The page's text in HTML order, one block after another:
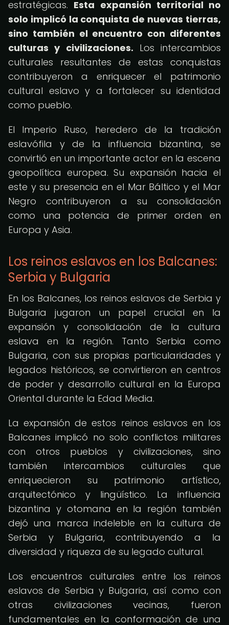
estratégicas. Esta expansión territorial no
solo implicó la conquista de nuevas tierras,
sino también el encuentro con diferentes
culturas y civilizaciones. Los intercambios
culturales resultantes de estas conquistas
contribuyeron a enriquecer el patrimonio
cultural eslavo y a fortalecer su identidad
como pueblo.
El Imperio Ruso, heredero de la tradición
eslavófila y de la influencia bizantina, se
convirtió en un importante actor en la escena
geopolítica europea. Su expansión hacia el
este y su presencia en el Mar Báltico y el Mar
Negro contribuyeron a su consolidación
como una potencia de primer orden en
Europa y Asia.
Los reinos eslavos en los Balcanes:
Serbia y Bulgaria
En los Balcanes, los reinos eslavos de Serbia y
Bulgaria jugaron un papel crucial en la
expansión y consolidación de la cultura
eslava en la región. Tanto Serbia como
Bulgaria, con sus propias particularidades y
legados históricos, se convirtieron en centros
de poder y desarrollo cultural en la Europa
Oriental durante la Edad Media.
La expansión de estos reinos eslavos en los
Balcanes implicó no solo conflictos militares
con otros pueblos y civilizaciones, sino
también intercambios culturales que
enriquecieron su patrimonio artístico,
arquitectónico y lingüístico. La influencia
bizantina y otomana en la región también
dejó una marca indeleble en la cultura de
Serbia y Bulgaria, contribuyendo a la
diversidad y riqueza de su legado cultural.
Los encuentros culturales entre los reinos
eslavos de Serbia y Bulgaria, así como con
otras civilizaciones vecinas, fueron
fundamentales en la conformación de una